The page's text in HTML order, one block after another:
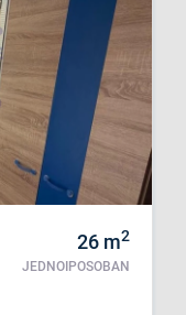
26 m2
JEDNOIPOSOBAN